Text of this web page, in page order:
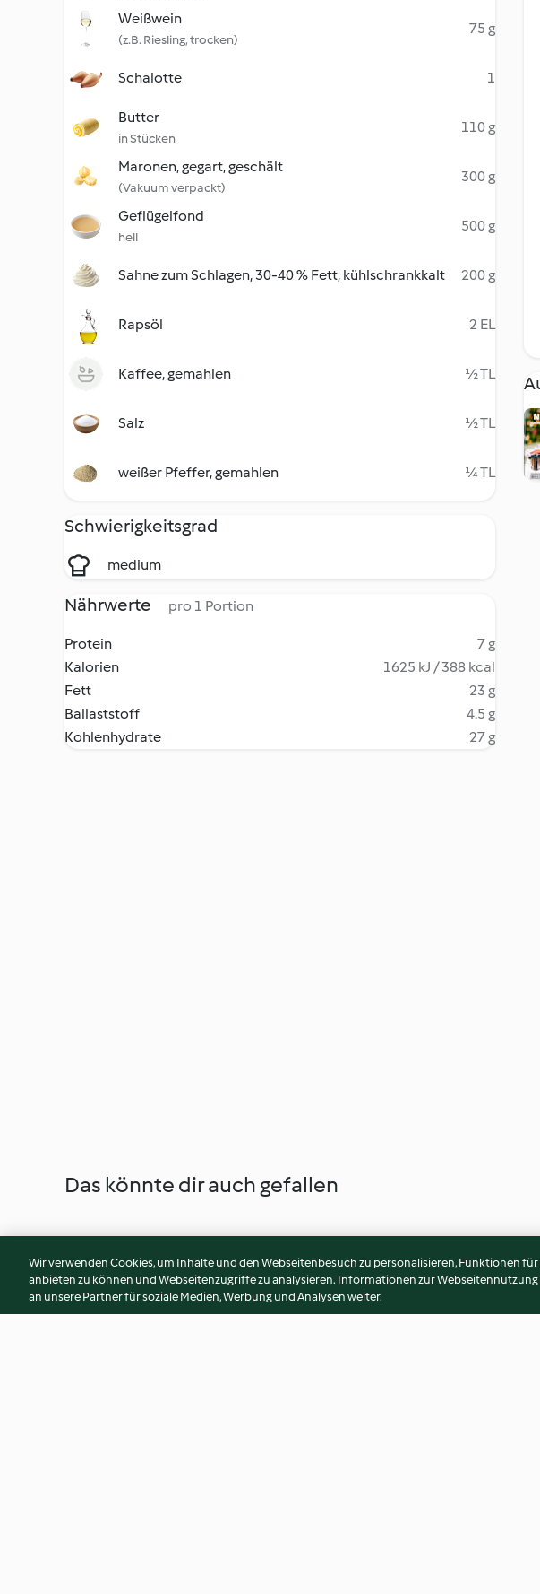
Weißwein
(z.B. Riesling, trocken)
75 g
Schalotte 1
Butter
in Stücken
110 g
Maronen, gegart, geschält
(Vakuum verpackt)
300 g
Geflügelfond
hell
500 g
Sahne zum Schlagen, 30-40 % Fett, kühlschrankkalt 200 g
Rapsöl 2 EL
Kaffee, gemahlen ½ TL
Salz ½ TL
weißer Pfeffer, gemahlen ¼ TL
Schwierigkeitsgrad
medium
Nährwerte pro 1 Portion
Protein
7 g
Kalorien
1625 kJ / 388 kcal
Fett
23 g
Ballaststoff
4.5 g
Kohlenhydrate
27 g
Das könnte dir auch gefallen
Wir verwenden Cookies, um Inhalte und den Webseitenbesuch zu personalisieren, Funktionen für
anbieten zu können und Webseitenzugriffe zu analysieren. Informationen zur Webseitennutzung
an unsere Partner für soziale Medien, Werbung und Analysen weiter.